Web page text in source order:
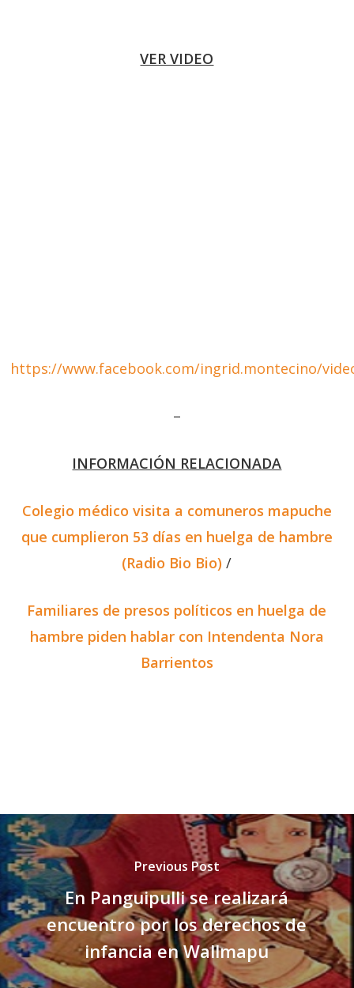
VER VIDEO
https://www.facebook.com/ingrid.montecino/
–
INFORMACIÓN RELACIONADA
Colegio médico visita a comuneros mapuche
que cumplieron 53 días en huelga de hambre
(Radio Bio Bio) /
Familiares de presos políticos en huelga de
hambre piden hablar con Intendenta Nora
Barrientos
Previous Post
En Panguipulli se realizará
encuentro por los derechos de
infancia en Wallmapu